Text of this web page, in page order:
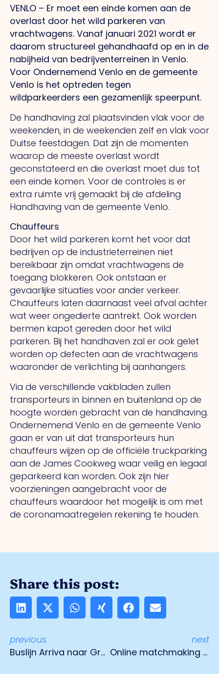
VENLO – Er moet een einde komen aan de
overlast door het wild parkeren van
vrachtwagens. Vanaf januari 2021 wordt er
daarom structureel gehandhaafd op en in de
nabijheid van bedrijventerreinen in Venlo.
Voor Ondernemend Venlo en de gemeente
Venlo is het optreden tegen
wildparkeerders een gezamenlijk speerpunt.
De handhaving zal plaatsvinden vlak voor de
weekenden, in de weekenden zelf en vlak voor
Duitse feestdagen. Dat zijn de momenten
waarop de meeste overlast wordt
geconstateerd en die overlast moet dus tot
een einde komen. Voor de controles is er
extra ruimte vrij gemaakt bij de afdeling
Handhaving van de gemeente Venlo.
Chauffeurs
Door het wild parkeren komt het voor dat
bedrijven op de industrieterreinen niet
bereikbaar zijn omdat vrachtwagens de
toegang blokkeren. Ook ontstaan er
gevaarlijke situaties voor ander verkeer.
Chauffeurs laten daarnaast veel afval achter
wat weer ongedierte aantrekt. Ook worden
bermen kapot gereden door het wild
parkeren. Bij het handhaven zal er ook gelet
worden op defecten aan de vrachtwagens
waaronder de verlichting bij aanhangers.
Via de verschillende vakbladen zullen
transporteurs in binnen en buitenland op de
hoogte worden gebracht van de handhaving.
Ondernemend Venlo en de gemeente Venlo
gaan er van uit dat transporteurs hun
chauffeurs wijzen op de officiële truckparking
aan de James Cookweg waar veilig en legaal
geparkeerd kan worden. Ook zijn hier
voorzieningen aangebracht voor de
chauffeurs waardoor het mogelijk is om met
de coronamaatregelen rekening te houden.
Share this post:
previous
Buslijn Arriva naar Greenport vervalt
next
Online matchmaking event HBO interns 21 February